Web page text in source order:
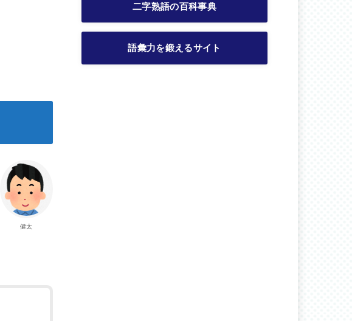
健太
二字熟語の百科事典
語彙力を鍛えるサイト